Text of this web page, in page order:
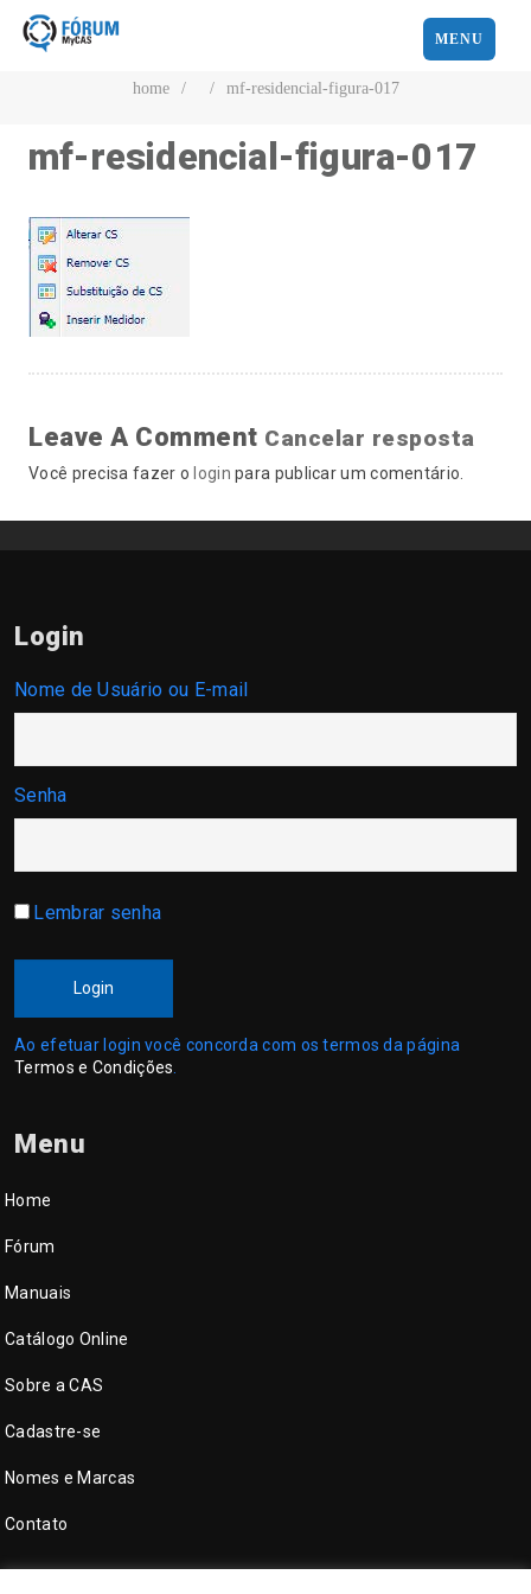
MENU
home / / mf-residencial-figura-017
mf-residencial-figura-017
Leave A Comment Cancelar resposta
Você precisa fazer o login para publicar um comentário.
Login
Nome de Usuário ou E-mail
Senha
Lembrar senha
Login
Ao efetuar login você concorda com os termos da página
Termos e Condições
Menu
Home
Fórum
Manuais
Catálogo Online
Sobre a CAS
Cadastre-se
Nomes e Marcas
Contato